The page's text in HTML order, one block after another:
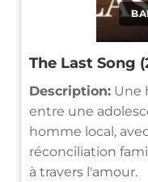
The Last Song
Description: Une
entre une
homme local,
réconciliation
à travers l'amour.